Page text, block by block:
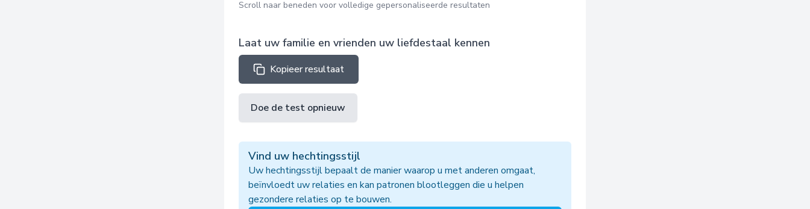
Scroll naar beneden voor volledige gepersonaliseerde resultaten
Laat uw familie en vrienden uw liefdestaal kennen
Kopieer resultaat
Doe de test opnieuw
Vind uw hechtingsstijl
Uw hechtingsstijl bepaalt de manier waarop u met anderen omgaat,
beïnvloedt uw relaties en kan patronen blootleggen die u helpen
gezondere relaties op te bouwen.